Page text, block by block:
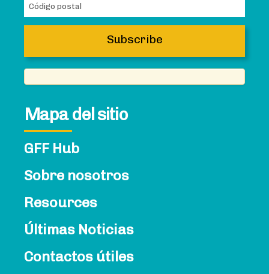
Mapa del sitio
GFF Hub
Sobre nosotros
Resources
Últimas Noticias
Contactos útiles